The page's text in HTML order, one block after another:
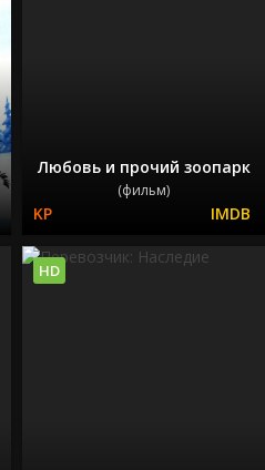
Любовь и прочий зоопарк
(фильм)
HD